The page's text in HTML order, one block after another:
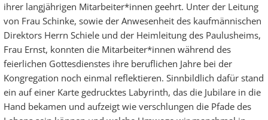
ihrer langjährigen Mitarbeiter*innen geehrt. Unter der Leitung
von Frau Schinke, sowie der Anwesenheit des kaufmännischen
Direktors Herrn Schiele und der Heimleitung des Paulusheims,
Frau Ernst, konnten die Mitarbeiter*innen während des
feierlichen Gottesdienstes ihre beruflichen Jahre bei der
Kongregation noch einmal reflektieren. Sinnbildlich dafür stand
ein auf einer Karte gedrucktes Labyrinth, das die Jubilare in die
Hand bekamen und aufzeigt wie verschlungen die Pfade des